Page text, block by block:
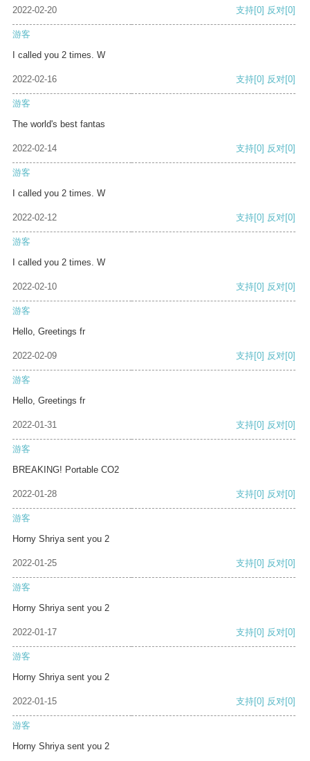
2022-02-20 支持[0] 反对[0]
游客
I called you 2 times. W
2022-02-16 支持[0] 反对[0]
游客
The world's best fantas
2022-02-14 支持[0] 反对[0]
游客
I called you 2 times. W
2022-02-12 支持[0] 反对[0]
游客
I called you 2 times. W
2022-02-10 支持[0] 反对[0]
游客
Hello, Greetings fr
2022-02-09 支持[0] 反对[0]
游客
Hello, Greetings fr
2022-01-31 支持[0] 反对[0]
游客
BREAKING! Portable CO2
2022-01-28 支持[0] 反对[0]
游客
Horny Shriya sent you 2
2022-01-25 支持[0] 反对[0]
游客
Horny Shriya sent you 2
2022-01-17 支持[0] 反对[0]
游客
Horny Shriya sent you 2
2022-01-15 支持[0] 反对[0]
游客
Horny Shriya sent you 2